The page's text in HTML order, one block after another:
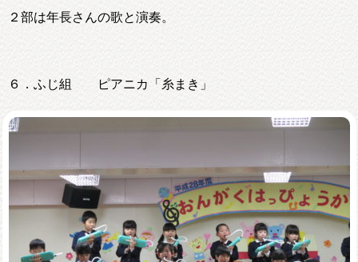
２部は年長さんの歌と演奏。
６．ふじ組 ピアニカ「糸まき」